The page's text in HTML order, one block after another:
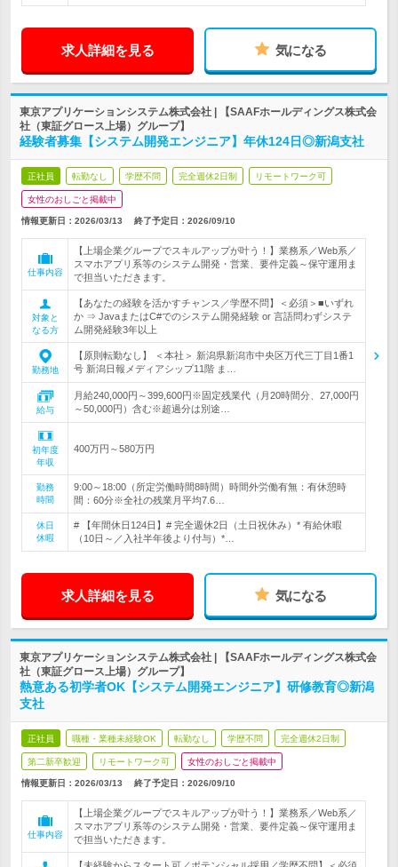
求人詳細を見る 気になる
東京アプリケーションシステム株式会社 | 【SAAFホールディングス株式会
社（東証グロース上場）グループ】
経験者募集【システム開発エンジニア】年休124日◎新潟支社
正社員 転勤なし 学歴不問 完全週休2日制 リモートワーク可
女性のおしごと掲載中
情報更新日：2026/03/13 終了予定日： 2026/09/10
仕事内容
【上場企業グループでスキルアップが叶う！】業務系／Web系／
スマホアプリ系等のシステム開発・営業、要件定義～保守運用ま
で担当いただきます。
対象と
なる方
【あなたの経験を活かすチャンス／学歴不問】＜必須＞■いずれ
か ⇒ JavaまたはC#でのシステム開発経験 or 言語問わずシステ
ム開発経験3年以上
勤務地
【原則転勤なし】 ＜本社＞ 新潟県新潟市中央区万代三丁目1番1
号 新潟日報メディアシップ11階 ま…
給与
月給240,000円～399,600円※固定残業代（月20時間分、27,000円
～50,000円）含む※超過分は別途…
初年度
年収
400万円～580万円
勤務
時間
9:00～18:00（所定労働時間8時間）時間外労働有無：有休憩時
間：60分※全社の残業月平均7.6…
休日
休暇
# 【年間休日124日】# 完全週休2日（土日祝休み）* 有給休暇
（10日～／入社半年後より付与）*…
求人詳細を見る 気になる
東京アプリケーションシステム株式会社 | 【SAAFホールディングス株式会
社（東証グロース上場）グループ】
熱意ある初学者OK【システム開発エンジニア】研修教育◎新潟
支社
正社員 職種・業種未経験OK 転勤なし 学歴不問 完全週休2日制
第二新卒歓迎 リモートワーク可 女性のおしごと掲載中
情報更新日：2026/03/13 終了予定日： 2026/09/10
仕事内容
【上場企業グループでスキルアップが叶う！】業務系／Web系／
スマホアプリ系等のシステム開発・営業、要件定義～保守運用ま
で担当いただきます。
【未経験からスタート可／ポテンシャル採用／学歴不問】＜必須